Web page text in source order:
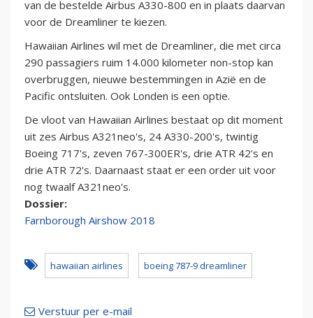
van de bestelde Airbus A330-800 en in plaats daarvan
voor de Dreamliner te kiezen.
Hawaiian Airlines wil met de Dreamliner, die met circa
290 passagiers ruim 14.000 kilometer non-stop kan
overbruggen, nieuwe bestemmingen in Azië en de
Pacific ontsluiten. Ook Londen is een optie.
De vloot van Hawaiian Airlines bestaat op dit moment
uit zes Airbus A321neo's, 24 A330-200's, twintig
Boeing 717's, zeven 767-300ER's, drie ATR 42's en
drie ATR 72's. Daarnaast staat er een order uit voor
nog twaalf A321neo's.
Dossier:
Farnborough Airshow 2018
hawaiian airlines boeing 787-9 dreamliner
Verstuur per e-mail